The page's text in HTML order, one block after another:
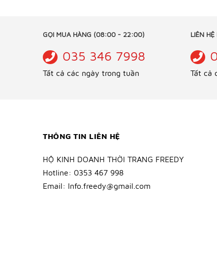
GỌI MUA HÀNG (08:00 - 22:00)
035 346 7998
Tất cả các ngày trong tuần
LIÊN
Tất cả
THÔNG TIN LIÊN HỆ
HỘ KINH DOANH THỜI TRANG FREEDY
Hotline: 0353 467 998
Email: Info.freedy@gmail.com